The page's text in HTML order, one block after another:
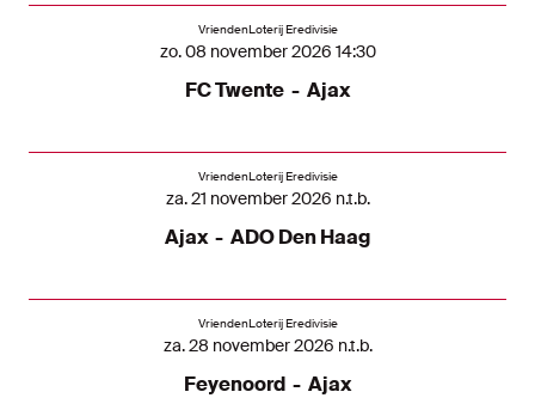
VriendenLoterij Eredivisie
zo. 08 november 2026 14:30
FC Twente - Ajax
VriendenLoterij Eredivisie
za. 21 november 2026 n.t.b.
Ajax - ADO Den Haag
VriendenLoterij Eredivisie
za. 28 november 2026 n.t.b.
Feyenoord - Ajax